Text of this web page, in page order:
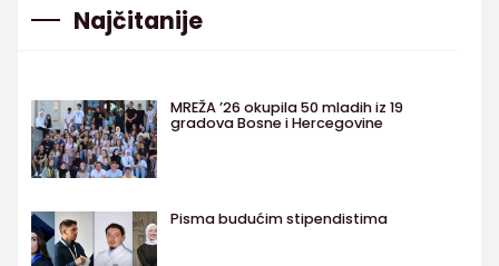
Najčitanije
MREŽA ’26 okupila 50 mladih iz 19
gradova Bosne i Hercegovine
Pisma budućim stipendistima